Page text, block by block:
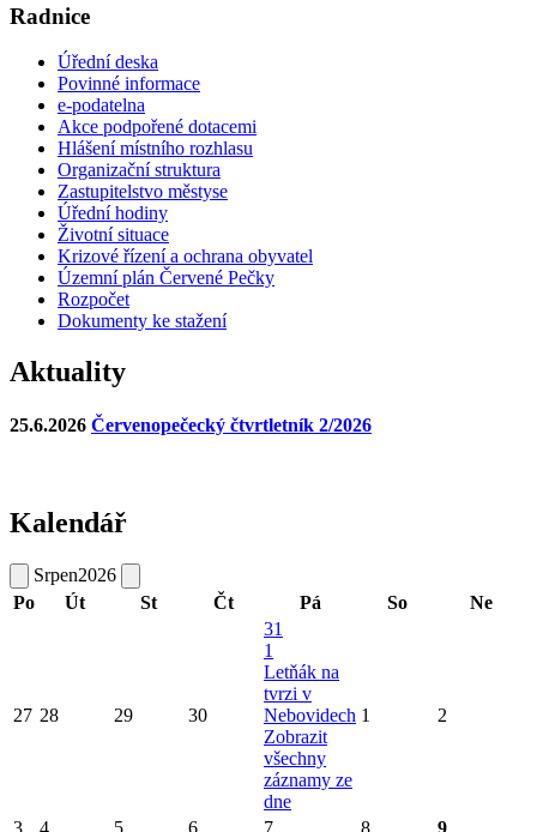
Radnice
Úřední deska
Povinné informace
e-podatelna
Akce podpořené dotacemi
Hlášení místního rozhlasu
Organizační struktura
Zastupitelstvo městyse
Úřední hodiny
Životní situace
Krizové řízení a ochrana obyvatel
Územní plán Červené Pečky
Rozpočet
Dokumenty ke stažení
Aktuality
25.6.2026 Červenopečecký čtvrtletník 2/2026
Kalendář
Srpen2026
Po
Út St Čt Pá So Ne
27 28 29 30
31
1
Letňák na
tvrzi v
Nebovidech
Zobrazit
všechny
záznamy ze
dne
1 2
3 4 5 6 7 8 9